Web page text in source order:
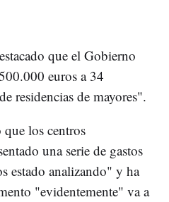
que el Gobierno
euros a 34
residencias de mayores".
que los centros
una serie de gastos
estado analizando" y ha
"evidentemente" va a